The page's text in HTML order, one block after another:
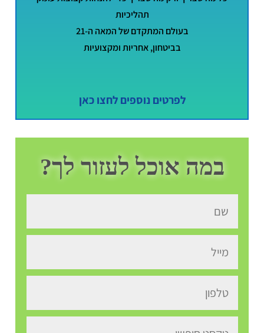
תהליכיות
בעולם המתקדם של המאה ה-21
בביטחון, אחריות ומקצועיות
לפרטים נוספים לחצו כאן
במה אוכל לעזור לך?